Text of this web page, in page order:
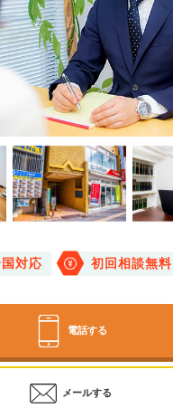
対応 初回相談無料
電話する
メールする